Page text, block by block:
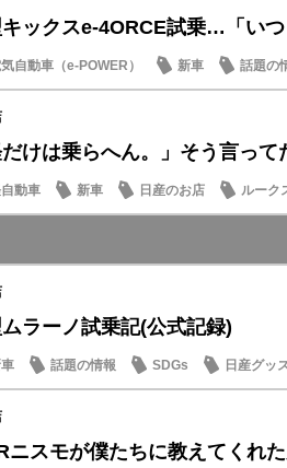
ックスe-4ORCE試乗…「い
自動車（e-POWER） 新車 話題の
だけは乗らへん。」そう言っ
動車 新車 日産のお店 ルーク
ラーノ試乗記(公式記録)
話題の情報 SDGs 日産グッ
ニスモが僕たちに教えてくれ